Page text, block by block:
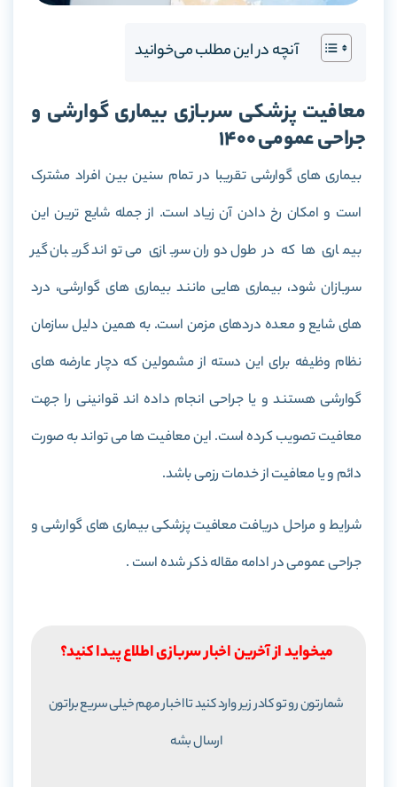
آنچه در این مطلب می‌خوانید
معافیت پزشکی سربازی بیماری گوارشی و
جراحی عمومی 1400
بیماری های گوارشی تقریبا در تمام سنین بین افراد مشترک
است و امکان رخ دادن آن زیاد است. از جمله شایع ترین این
بیماری ها که در طول دوران سربازی می تواند گریبان گیر
سربازان شود، بیماری هایی مانند بیماری های گوارشی، درد
های شایع و معده دردهای مزمن است. به همین دلیل سازمان
نظام وظیفه برای این دسته از مشمولین که دچار عارضه های
گوارشی هستند و یا جراحی انجام داده اند قوانینی را جهت
معافیت تصویب کرده است. این معافیت ها می تواند به صورت
دائم و یا معافیت از خدمات رزمی باشد.
شرایط و مراحل دریافت معافیت پزشکی بیماری های گوارشی و
جراحی عمومی در ادامه مقاله ذکر شده است .
میخواید از آخرین اخبار سربازی اطلاع پیدا کنید؟
شمارتون رو تو کادر زیر وارد کنید تا اخبار مهم خیلی سریع براتون
ارسال بشه